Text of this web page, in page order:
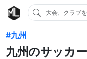
大会、クラブ
#九州
九州のサッカ